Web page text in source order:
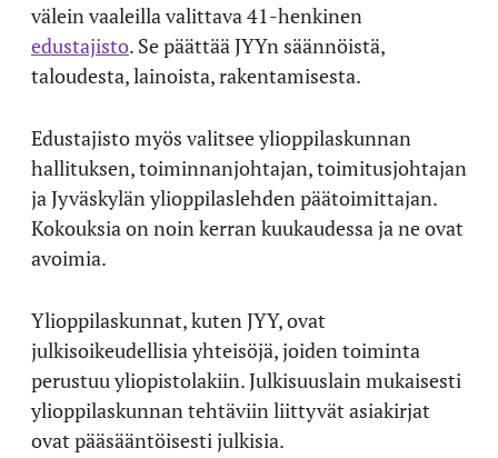
välein vaaleilla valittava 41-henkinen
edustajisto. Se päättää JYYn säännöistä,
taloudesta, lainoista, rakentamisesta.
Edustajisto myös valitsee ylioppilaskunnan
hallituksen, toiminnanjohtajan, toimitusjohtajan
ja Jyväskylän ylioppilaslehden päätoimittajan.
Kokouksia on noin kerran kuukaudessa ja ne ovat
avoimia.
Ylioppilaskunnat, kuten JYY, ovat
julkisoikeudellisia yhteisöjä, joiden toiminta
perustuu yliopistolakiin. Julkisuuslain mukaisesti
ylioppilaskunnan tehtäviin liittyvät asiakirjat
ovat pääsääntöisesti julkisia.